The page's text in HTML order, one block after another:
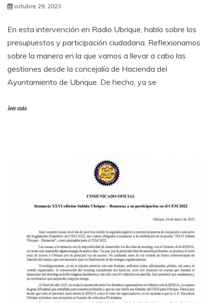
octubre 29, 2023
En esta intervención en Radio Ubrique, hablo sobre los
presupuestos y participación ciudadana. Reflexionamos
sobre la manera en la que vamos a llevar a cabo las
gestiones desde la concejalía de Hacienda del
Ayuntamiento de Ubrique. De hecho, ya se
leer más